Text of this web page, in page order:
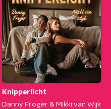
Knipperlicht
Danny Froger & Mikki van Wijk